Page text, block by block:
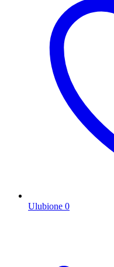
Ulubione 0